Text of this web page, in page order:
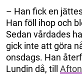
– Han fick en
Han föll ihop och
Sedan vårdades
gick inte att göra
onsdags. Han
Lundin då, till